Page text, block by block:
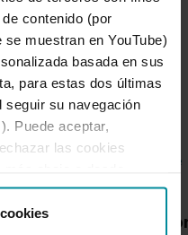
contenido (por
muestran en YouTube)
basada en sus
para estas dos últimas
seguir su navegación
Puede aceptar,
las cookies
más información, así
en cualquier momento
en
Una